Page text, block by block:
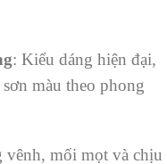
: Kiểu dáng hiện đại,
màu theo phong
vênh, mối mọt và chịu